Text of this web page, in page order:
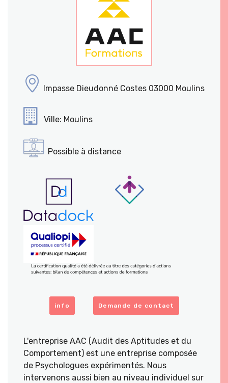
Impasse Dieudonné Costes 03000 Moulins
Ville: Moulins
Possible à distance
info Demande de contact
L'entreprise AAC (Audit des Aptitudes et du
Comportement) est une entreprise composée
de Psychologues expérimentés. Nous
intervenons aussi bien au niveau individuel sur